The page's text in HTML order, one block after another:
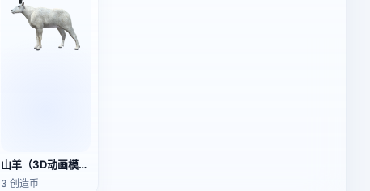
山羊（3D动画模型）
3 创造币